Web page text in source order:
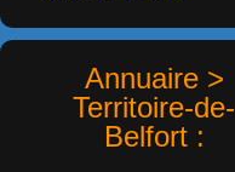
Annuaire >
Territoire-de-
Belfort :